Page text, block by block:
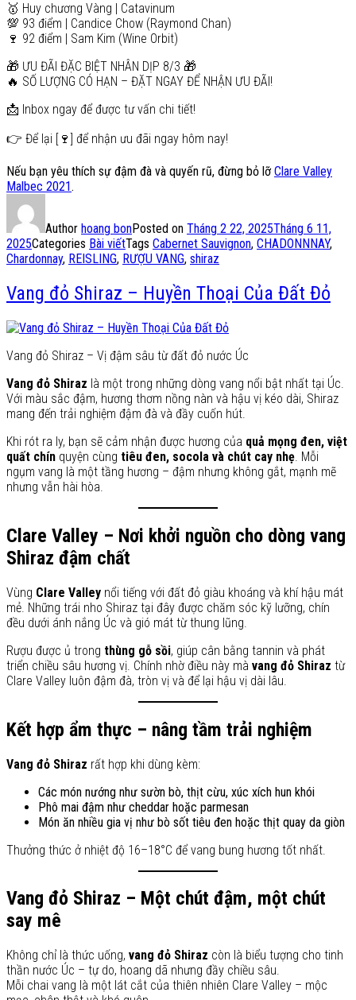
🥇 Huy chương Vàng | Catavinum
💯 93 điểm | Candice Chow (Raymond Chan)
🍷 92 điểm | Sam Kim (Wine Orbit)
🎁 ƯU ĐÃI ĐẶC BIỆT NHÂN DỊP 8/3 🎁
🔥 SỐ LƯỢNG CÓ HẠN – ĐẶT NGAY ĐỂ NHẬN ƯU ĐÃI!
📩 Inbox ngay để được tư vấn chi tiết!
👉 Để lại [🍷] để nhận ưu đãi ngay hôm nay!
Nếu bạn yêu thích sự đậm đà và quyến rũ, đừng bỏ lỡ Clare Valley
Malbec 2021.
Author hoang bonPosted on Tháng 2 22, 2025Tháng 6 11,
2025Categories Bài viếtTags Cabernet Sauvignon, CHADONNNAY,
Chardonnay, REISLING, RƯỢU VANG, shiraz
Vang đỏ Shiraz – Huyền Thoại Của Đất Đỏ
Vang đỏ Shiraz – Vị đậm sâu từ đất đỏ nước Úc
Vang đỏ Shiraz là một trong những dòng vang nổi bật nhất tại Úc.
Với màu sắc đậm, hương thơm nồng nàn và hậu vị kéo dài, Shiraz
mang đến trải nghiệm đậm đà và đầy cuốn hút.
Khi rót ra ly, bạn sẽ cảm nhận được hương của quả mọng đen, việt
quất chín quyện cùng tiêu đen, socola và chút cay nhẹ. Mỗi
ngụm vang là một tầng hương – đậm nhưng không gắt, mạnh mẽ
nhưng vẫn hài hòa.
Clare Valley – Nơi khởi nguồn cho dòng vang
Shiraz đậm chất
Vùng Clare Valley nổi tiếng với đất đỏ giàu khoáng và khí hậu mát
mẻ. Những trái nho Shiraz tại đây được chăm sóc kỹ lưỡng, chín
đều dưới ánh nắng Úc và gió mát từ thung lũng.
Rượu được ủ trong thùng gỗ sồi, giúp cân bằng tannin và phát
triển chiều sâu hương vị. Chính nhờ điều này mà vang đỏ Shiraz từ
Clare Valley luôn đậm đà, tròn vị và để lại hậu vị dài lâu.
Kết hợp ẩm thực – nâng tầm trải nghiệm
Vang đỏ Shiraz rất hợp khi dùng kèm:
Các món nướng như sườn bò, thịt cừu, xúc xích hun khói
Phô mai đậm như cheddar hoặc parmesan
Món ăn nhiều gia vị như bò sốt tiêu đen hoặc thịt quay da giòn
Thưởng thức ở nhiệt độ 16–18°C để vang bung hương tốt nhất.
Vang đỏ Shiraz – Một chút đậm, một chút
say mê
Không chỉ là thức uống, vang đỏ Shiraz còn là biểu tượng cho tinh
thần nước Úc – tự do, hoang dã nhưng đầy chiều sâu.
Mỗi chai vang là một lát cắt của thiên nhiên Clare Valley – mộc